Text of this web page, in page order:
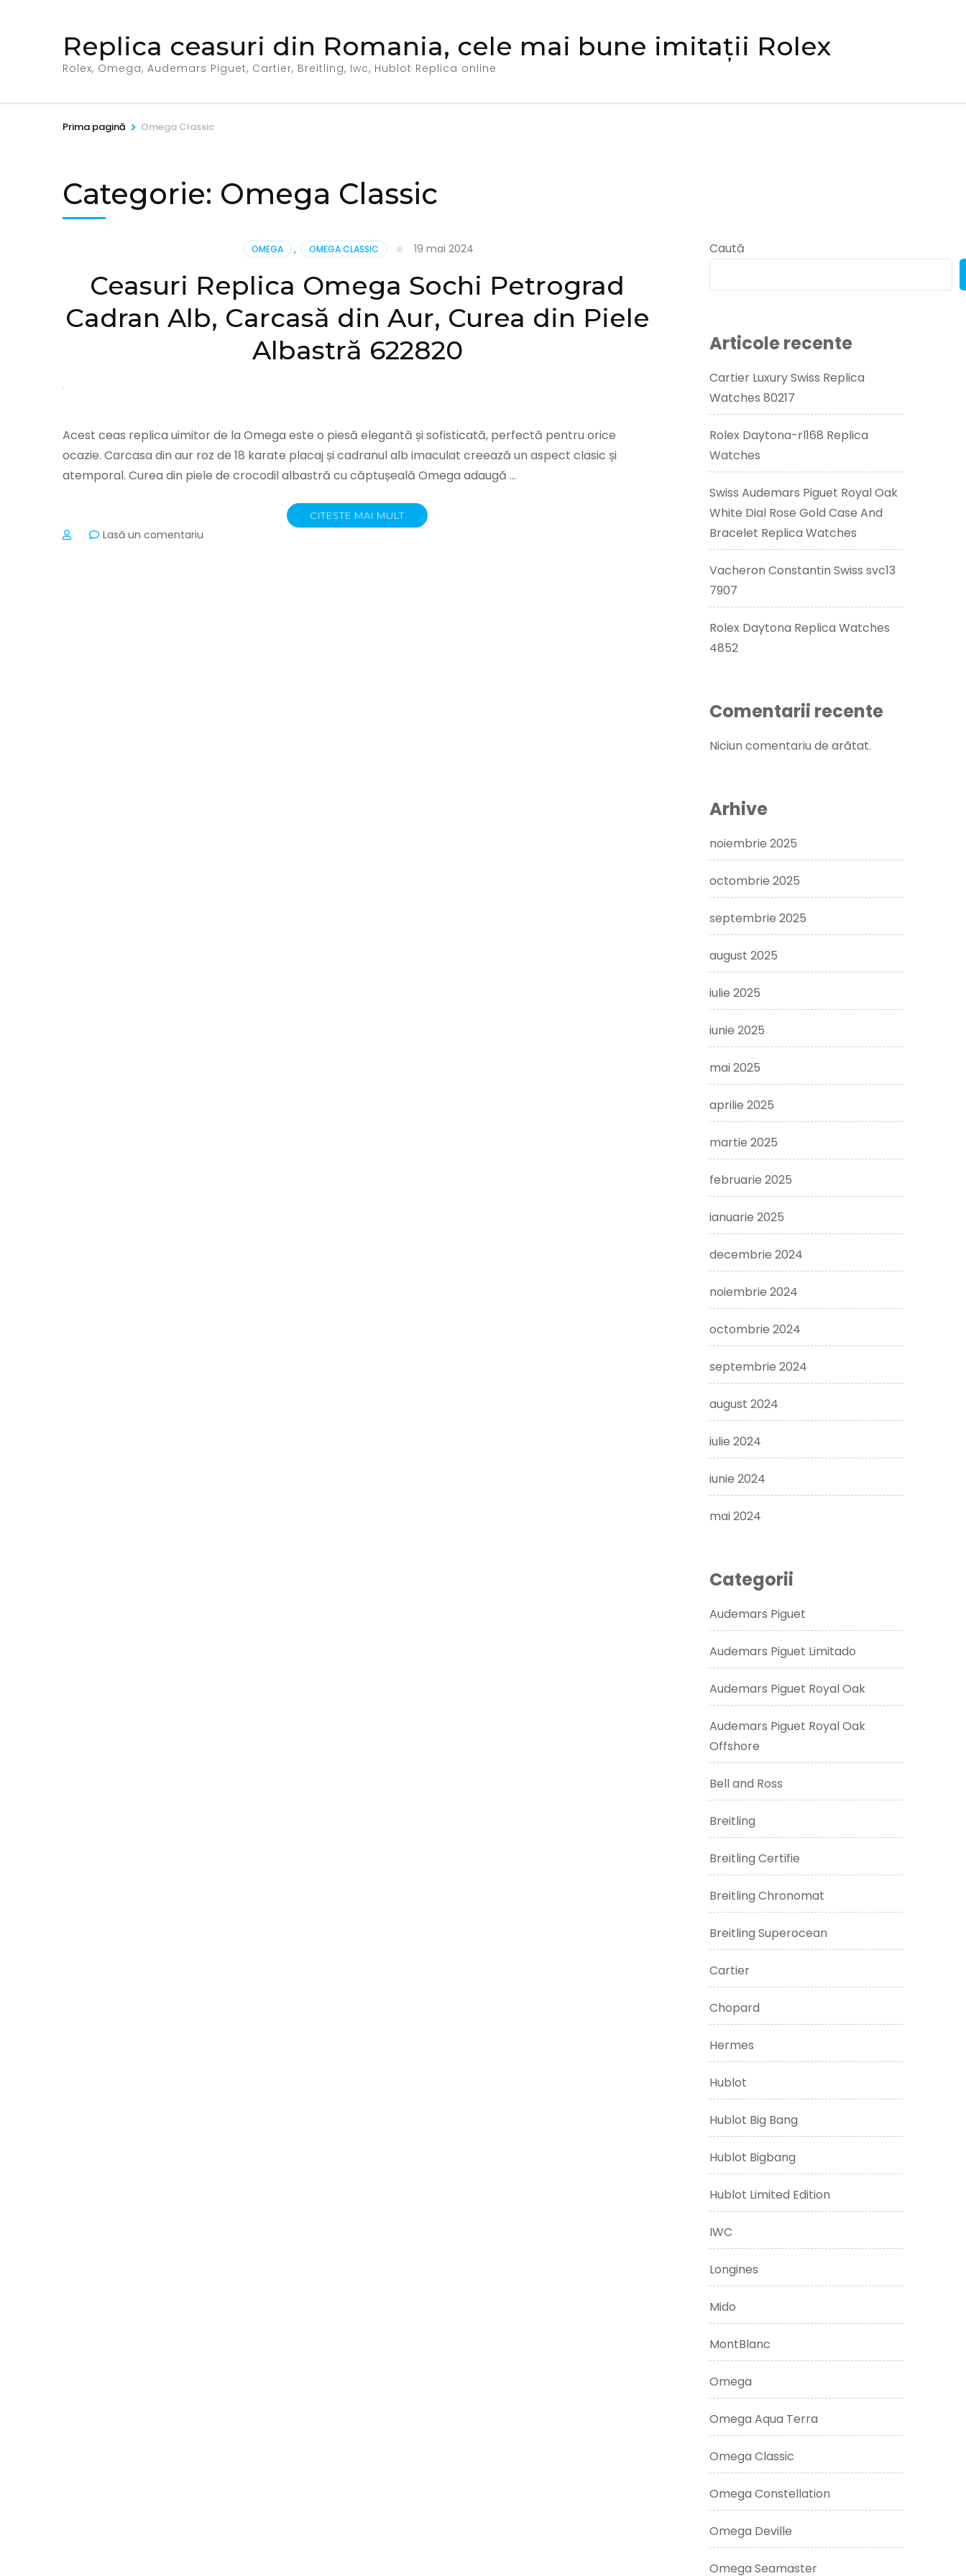
Replica ceasuri din Romania, cele mai bune imitații Rolex
Rolex, Omega, Audemars Piguet, Cartier, Breitling, Iwc, Hublot Replica online
Prima pagină > Omega Classic
Categorie: Omega Classic
OMEGA , OMEGA CLASSIC 19 mai 2024
Ceasuri Replica Omega Sochi Petrograd
Cadran Alb, Carcasă din Aur, Curea din Piele
Albastră 622820
Acest ceas replica uimitor de la Omega este o piesă elegantă și sofisticată, perfectă pentru orice
ocazie. Carcasa din aur roz de 18 karate placaj și cadranul alb imaculat creează un aspect clasic și
atemporal. Curea din piele de crocodil albastră cu căptușeală Omega adaugă …
CITEȘTE MAI MULT
Lasă un comentariu
Caută
Articole recente
Cartier Luxury Swiss Replica
Watches 80217
Rolex Daytona-rl168 Replica
Watches
Swiss Audemars Piguet Royal Oak
White Dial Rose Gold Case And
Bracelet Replica Watches
Vacheron Constantin Swiss svc13
7907
Rolex Daytona Replica Watches
4852
Comentarii recente
Niciun comentariu de arătat.
Arhive
noiembrie 2025
octombrie 2025
septembrie 2025
august 2025
iulie 2025
iunie 2025
mai 2025
aprilie 2025
martie 2025
februarie 2025
ianuarie 2025
decembrie 2024
noiembrie 2024
octombrie 2024
septembrie 2024
august 2024
iulie 2024
iunie 2024
mai 2024
Categorii
Audemars Piguet
Audemars Piguet Limitado
Audemars Piguet Royal Oak
Audemars Piguet Royal Oak
Offshore
Bell and Ross
Breitling
Breitling Certifie
Breitling Chronomat
Breitling Superocean
Cartier
Chopard
Hermes
Hublot
Hublot Big Bang
Hublot Bigbang
Hublot Limited Edition
IWC
Longines
Mido
MontBlanc
Omega
Omega Aqua Terra
Omega Classic
Omega Constellation
Omega Deville
Omega Seamaster